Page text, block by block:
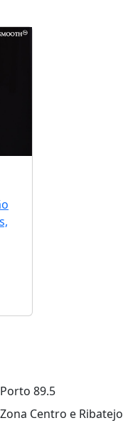
Porto 89.5
Zona Centro e Ribatejo